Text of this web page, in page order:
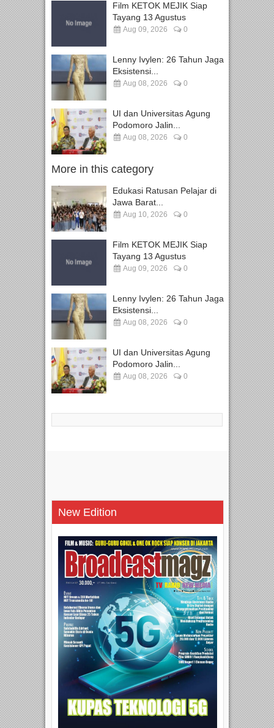
Film KETOK MEJIK Siap
Tayang 13 Agustus
Aug 09, 2026 0
Lenny Ivylen: 26 Tahun Jaga
Eksistensi...
Aug 08, 2026 0
UI dan Universitas Agung
Podomoro Jalin...
Aug 08, 2026 0
More in this category
Edukasi Ratusan Pelajar di
Jawa Barat...
Aug 10, 2026 0
Film KETOK MEJIK Siap
Tayang 13 Agustus
Aug 09, 2026 0
Lenny Ivylen: 26 Tahun Jaga
Eksistensi...
Aug 08, 2026 0
UI dan Universitas Agung
Podomoro Jalin...
Aug 08, 2026 0
New Edition